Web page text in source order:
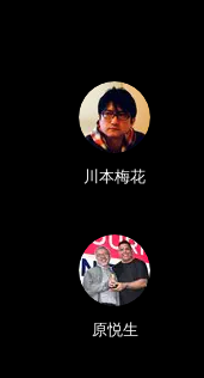
川本梅花
原悦生